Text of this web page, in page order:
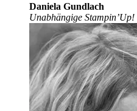
Daniela Gundlach
Unabhängige Stampin’Up!